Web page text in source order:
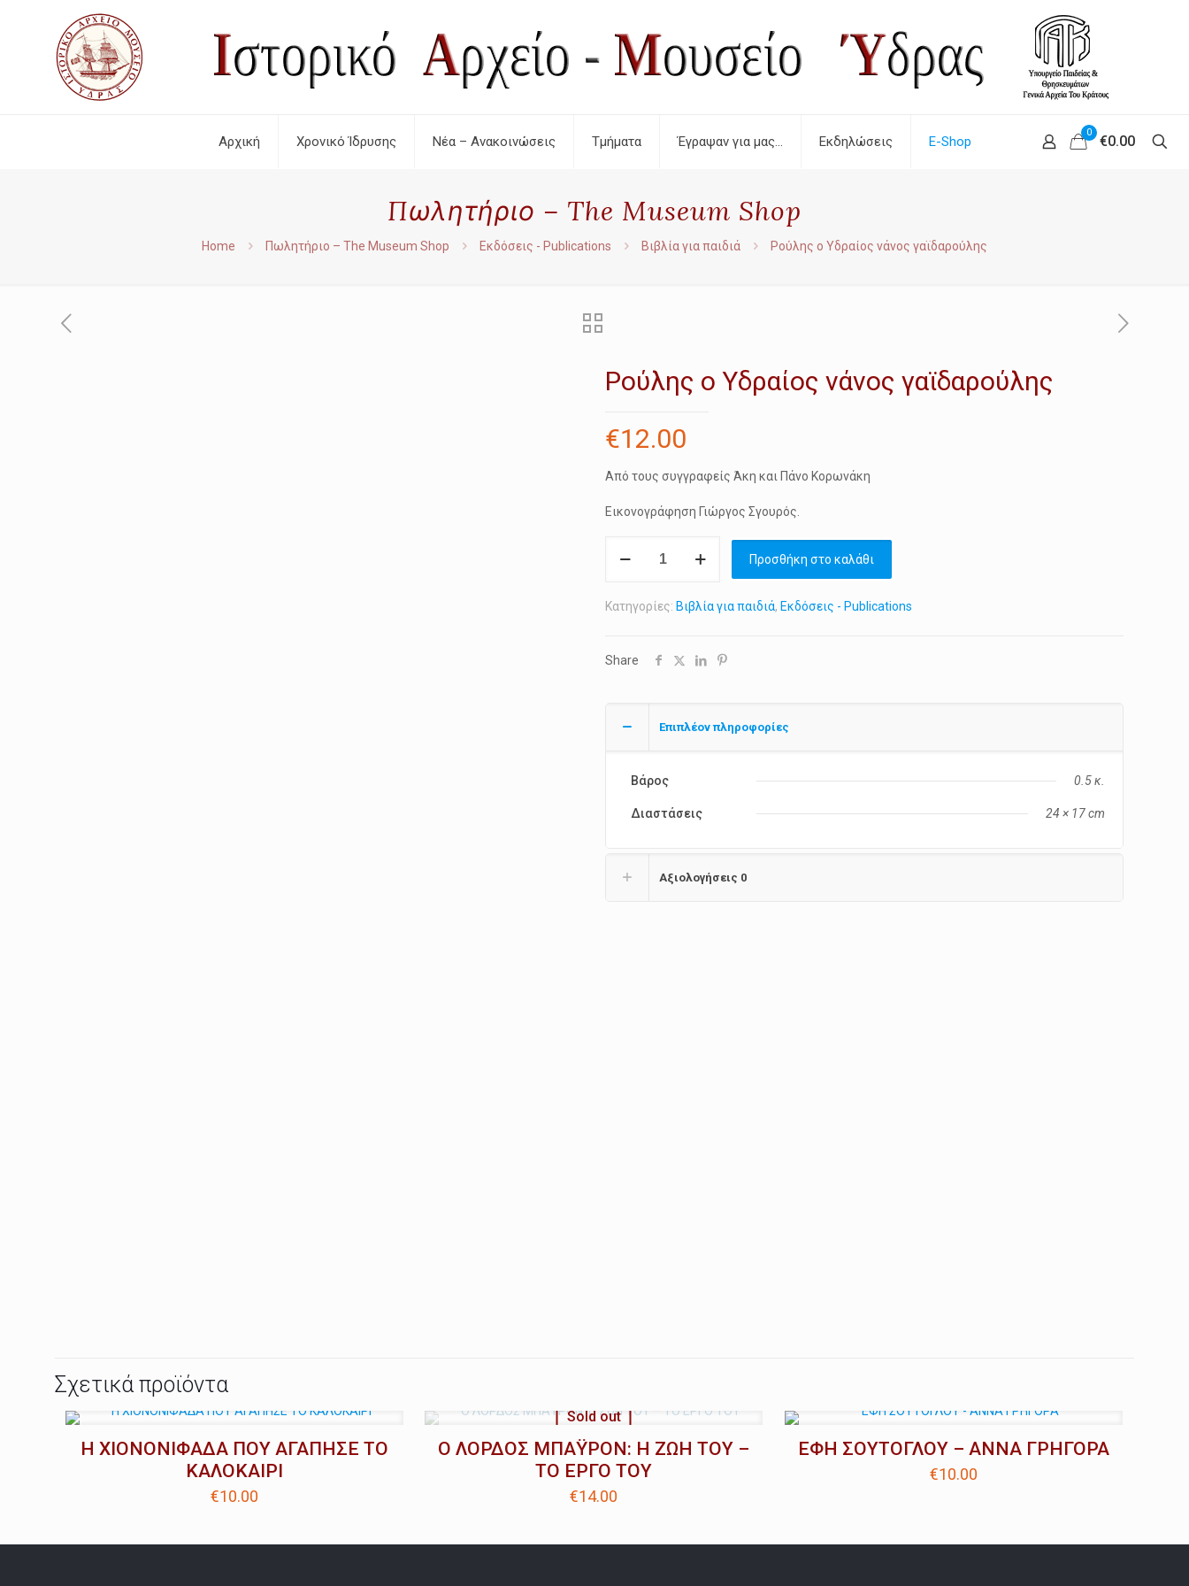
Αρχική Χρονικό Ίδρυσης Νέα – Ανακοινώσεις Τμήματα Έγραψαν για μας… Εκδηλώσεις E-Shop
0
€0.00
Πωλητήριο – The Museum Shop
Home Πωλητήριο – The Museum Shop Εκδόσεις - Publications Βιβλία για παιδιά Ρούλης ο Υδραίος νάνος γαϊδαρούλης
Ρούλης ο Υδραίος νάνος γαϊδαρούλης
€12.00
Από τους συγγραφείς Άκη και Πάνο Κορωνάκη
Εικονογράφηση Γιώργος Σγουρός.
νάνος
ποσότητα
Προσθήκη στο καλάθι
Κατηγορίες: Βιβλία για παιδιά, Εκδόσεις - Publications
Share
Επιπλέον πληροφορίες
Βάρος 0.5 κ.
Διαστάσεις 24 × 17 cm
Αξιολογήσεις 0
Σχετικά προϊόντα
Η ΧΙΟΝΟΝΙΦΑΔΑ ΠΟΥ ΑΓΑΠΗΣΕ ΤΟ
ΚΑΛΟΚΑΙΡΙ
€10.00
Sold out
Ο ΛΟΡΔΟΣ ΜΠΑΫΡΟΝ: Η ΖΩΗ ΤΟΥ –
ΤΟ ΕΡΓΟ ΤΟΥ
€14.00
ΕΦΗ ΣΟΥΤΟΓΛΟΥ – ΑΝΝΑ ΓΡΗΓΟΡΑ
€10.00